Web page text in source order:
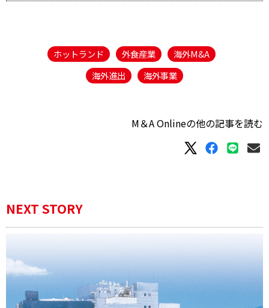
ホットランド 外食産業
海外M&A
海外進出
海外事業
M＆A Onlineの他の記事を読む
NEXT STORY